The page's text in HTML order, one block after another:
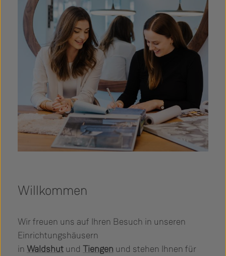
Willkommen
Wir freuen uns auf Ihren Besuch in unseren
Einrichtungshäusern
in Waldshut und Tiengen und stehen Ihnen für